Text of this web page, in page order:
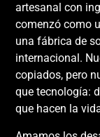
artesanal con
comenzó como
una fábrica de
internacional.
copiados, pero
que tecnología:
que hacen la